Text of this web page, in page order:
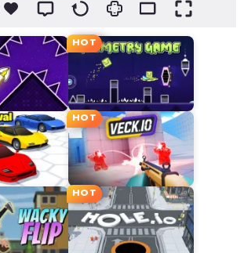
HOT
HOT
HOT